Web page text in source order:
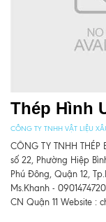
Thép Hình
CÔNG TY TNHH VẬT LIỆU
CÔNG TY TNHH
số 22, Phường Hiệp
Phú Đông, Quận 12,
Ms.Khanh -
CN Quận 11 Website :